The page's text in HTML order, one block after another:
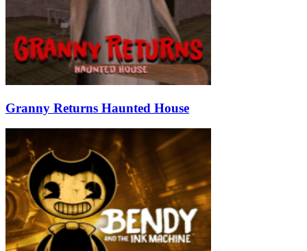
Granny Returns Haunted House